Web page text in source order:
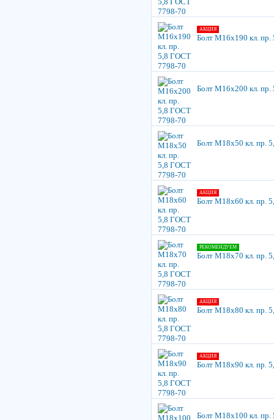
АКЦИЯ
Болт М16х190 кл.
Болт М16х200 кл.
Болт М18х50 кл. пр.
АКЦИЯ
Болт М18х60 кл. пр.
РЕКОМЕНДУЕМ
Болт М18х70 кл. пр.
АКЦИЯ
Болт М18х80 кл. пр.
АКЦИЯ
Болт М18х90 кл. пр.
Болт М18х100 кл.